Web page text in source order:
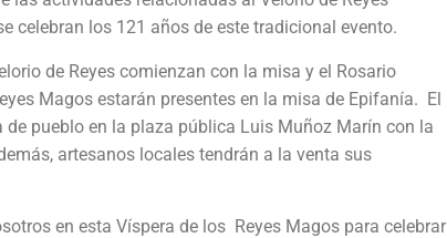
celebran los 121 años de este tradicional evento.
de Reyes comienzan con la misa y el Rosario
Magos estarán presentes en la misa de Epifanía. El
pueblo en la plaza pública Luis Muñoz Marín con la
artesanos locales tendrán a la venta sus
en esta Víspera de los Reyes Magos para celebrar